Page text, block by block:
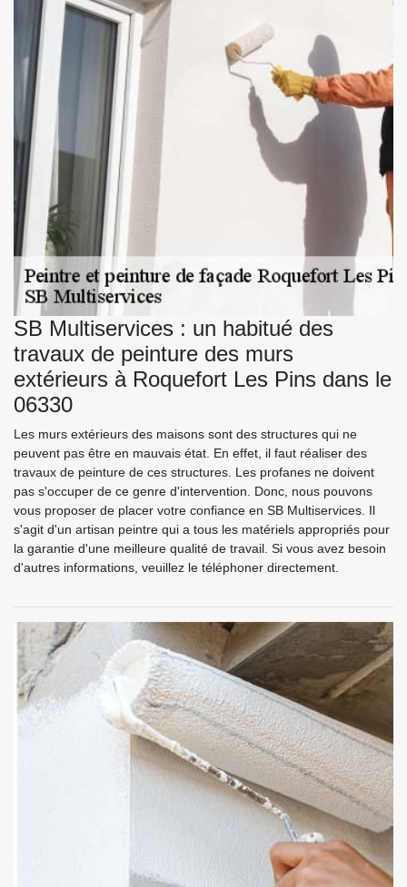
SB Multiservices : un habitué des
travaux de peinture des murs
extérieurs à Roquefort Les Pins dans le
06330
Les murs extérieurs des maisons sont des structures qui ne
peuvent pas être en mauvais état. En effet, il faut réaliser des
travaux de peinture de ces structures. Les profanes ne doivent
pas s'occuper de ce genre d'intervention. Donc, nous pouvons
vous proposer de placer votre confiance en SB Multiservices. Il
s'agit d'un artisan peintre qui a tous les matériels appropriés pour
la garantie d'une meilleure qualité de travail. Si vous avez besoin
d'autres informations, veuillez le téléphoner directement.